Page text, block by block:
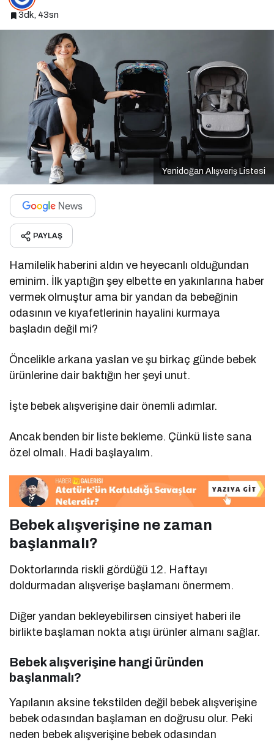
3dk, 43sn
Yenidoğan Alışveriş Listesi
PAYLAŞ
Hamilelik haberini aldın ve heyecanlı olduğundan
eminim. İlk yaptığın şey elbette en yakınlarına haber
vermek olmuştur ama bir yandan da bebeğinin
odasının ve kıyafetlerinin hayalini kurmaya
başladın değil mi?
Öncelikle arkana yaslan ve şu birkaç günde bebek
ürünlerine dair baktığın her şeyi unut.
İşte bebek alışverişine dair önemli adımlar.
Ancak benden bir liste bekleme. Çünkü liste sana
özel olmalı. Hadi başlayalım.
Bebek alışverişine ne zaman
başlanmalı?
Doktorlarında riskli gördüğü 12. Haftayı
doldurmadan alışverişe başlamanı önermem.
Diğer yandan bekleyebilirsen cinsiyet haberi ile
birlikte başlaman nokta atışı ürünler almanı sağlar.
Bebek alışverişine hangi üründen
başlanmalı?
Yapılanın aksine tekstilden değil bebek alışverişine
bebek odasından başlaman en doğrusu olur. Peki
neden bebek alışverişine bebek odasından